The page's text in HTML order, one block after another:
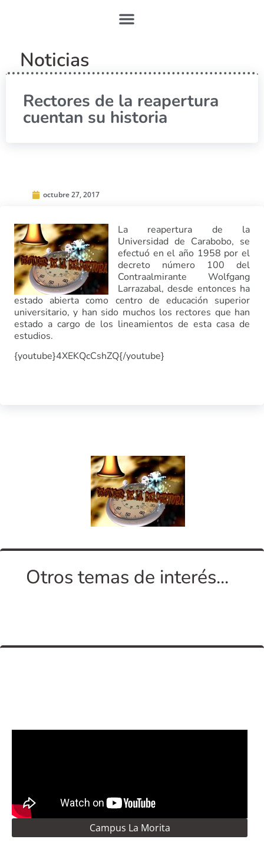
Noticias
Rectores de la reapertura
cuentan su historia
octubre 27, 2017
La reapertura de la
Universidad de Carabobo, se
efectuó en el año 1958 por el
decreto número 100 del
Contraalmirante Wolfgang
Larrazabal, desde entonces ha
estado abierta como centro de educación superior
universitario, y han sido muchos los rectores que han
estado a cargo de los lineamientos de esta casa de
estudios.
{youtube}4XEKQcCshZQ{/youtube}
Otros temas de interés...
Campus La Morita